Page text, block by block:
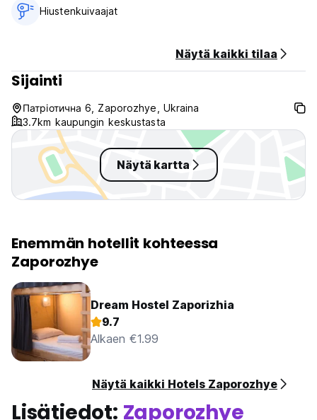
Hiustenkuivaajat
Näytä kaikki tilaa
Sijainti
Патріотична 6, Zaporozhye, Ukraina
3.7km kaupungin keskustasta
Näytä kartta
Enemmän hotellit kohteessa
Zaporozhye
Dream Hostel Zaporizhia
9.7
Alkaen €1.99
Näytä kaikki Hotels Zaporozhye
Lisätiedot: Zaporozhye